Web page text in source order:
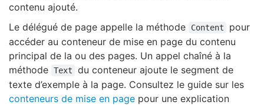
contenu ajouté.
Le délégué de page appelle la méthode
Content
pour
accéder au conteneur de mise en page du contenu
principal de la ou des pages. Un appel chaîné à la
méthode Text
du conteneur ajoute le segment de
texte d’exemple à la page. Consultez le guide sur les
conteneurs de mise en page pour une explication